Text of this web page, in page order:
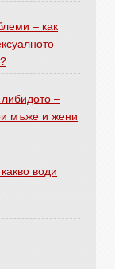
– как
–
мъже и жени
води